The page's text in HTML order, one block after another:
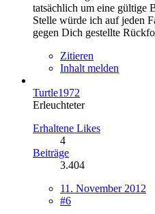
tatsächlich um eine gültige
Stelle würde ich auf jeden
gegen Dich gestellte
Zitieren
Inhalt melden
Turtle1972
Erleuchteter
Erhaltene Likes
4
Beiträge
3.404
11. November 2012
#6